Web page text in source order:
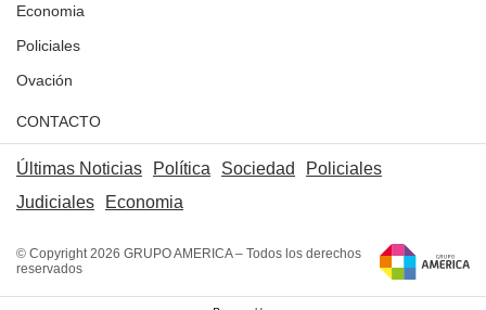
Economia
Policiales
Ovación
CONTACTO
Últimas Noticias Política Sociedad
Policiales
Judiciales
Economia
© Copyright 2026 GRUPO AMERICA – Todos los derechos
reservados